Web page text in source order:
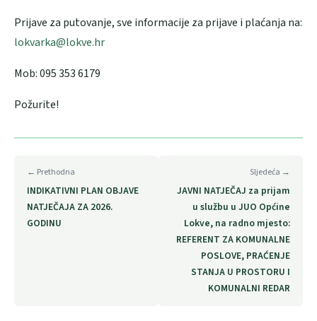
Prijave za putovanje, sve informacije za prijave i plaćanja na:
lokvarka@lokve.hr
Mob: 095 353 6179
Požurite!
← Prethodna
INDIKATIVNI PLAN OBJAVE
NATJEČAJA ZA 2026.
GODINU
Sljedeća →
JAVNI NATJEČAJ za prijam
u službu u JUO Općine
Lokve, na radno mjesto:
REFERENT ZA KOMUNALNE
POSLOVE, PRAĆENJE
STANJA U PROSTORU I
KOMUNALNI REDAR